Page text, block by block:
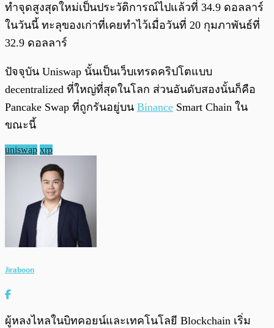
ทำจุดสูงสุดใหม่เป็นประวัติการณ์ไปแล้วที่ 34.9 ดอลลาร์
ในวันนี้ ทะลุของเก่าที่เคยทำไว้เมื่อวันที่ 20 กุมภาพันธ์ที่
32.9 ดอลลาร์
ปัจจุบัน Uniswap นั้นเป็นเว็บเทรดคริปโตแบบ
decentralized ที่ใหญ่ที่สุดในโลก ส่วนอันดับสองนั้นก็คือ
Pancake Swap ที่ถูกรันอยู่บน Binance Smart Chain ใน
ขณะนี้
uniswap xrp
Jiraboon
ผู้หลงไหลในบิทคอยน์และเทคโนโลยี Blockchain เริ่ม